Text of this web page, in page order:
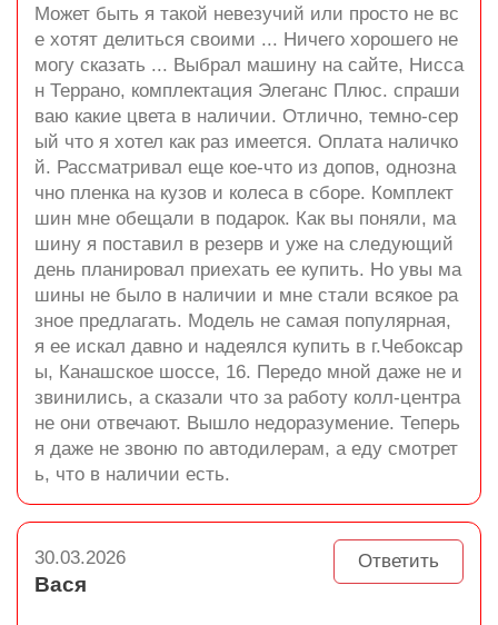
Может быть я такой невезучий или просто не вс
е хотят делиться своими ... Ничего хорошего не
могу сказать ... Выбрал машину на сайте, Нисса
н Террано, комплектация Элеганс Плюс. спраши
ваю какие цвета в наличии. Отлично, темно-сер
ый что я хотел как раз имеется. Оплата наличко
й. Рассматривал еще кое-что из допов, однозна
чно пленка на кузов и колеса в сборе. Комплект
шин мне обещали в подарок. Как вы поняли, ма
шину я поставил в резерв и уже на следующий
день планировал приехать ее купить. Но увы ма
шины не было в наличии и мне стали всякое ра
зное предлагать. Модель не самая популярная,
я ее искал давно и надеялся купить в г.Чебоксар
ы, Канашское шоссе, 16. Передо мной даже не и
звинились, а сказали что за работу колл-центра
не они отвечают. Вышло недоразумение. Теперь
я даже не звоню по автодилерам, а еду смотрет
ь, что в наличии есть.
Ответить
30.03.2026
Вася